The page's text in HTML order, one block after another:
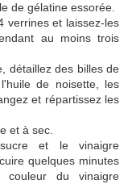
de gélatine essorée.
verrines et laissez-les
au moins trois
détaillez des billes de
de noisette, les
et répartissez les
et à sec.
et le vinaigre
quelques minutes
couleur du vinaigre